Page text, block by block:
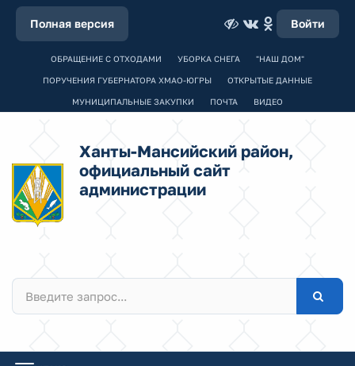
Полная версия Войти
ОБРАЩЕНИЕ С ОТХОДАМИ УБОРКА СНЕГА "НАШ ДОМ"
ПОРУЧЕНИЯ ГУБЕРНАТОРА ХМАО-ЮГРЫ ОТКРЫТЫЕ ДАННЫЕ
МУНИЦИПАЛЬНЫЕ ЗАКУПКИ ПОЧТА ВИДЕО
Ханты-Мансийский район,
официальный сайт
администрации